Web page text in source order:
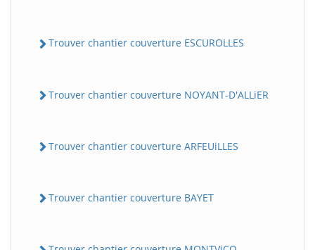
Trouver chantier couverture ESCUROLLES
Trouver chantier couverture NOYANT-D'ALLiER
Trouver chantier couverture ARFEUiLLES
Trouver chantier couverture BAYET